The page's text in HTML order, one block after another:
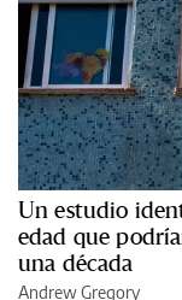
Un estudio
edad que
una década
Andrew Gregory